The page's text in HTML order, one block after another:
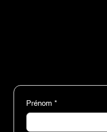
Prénom *